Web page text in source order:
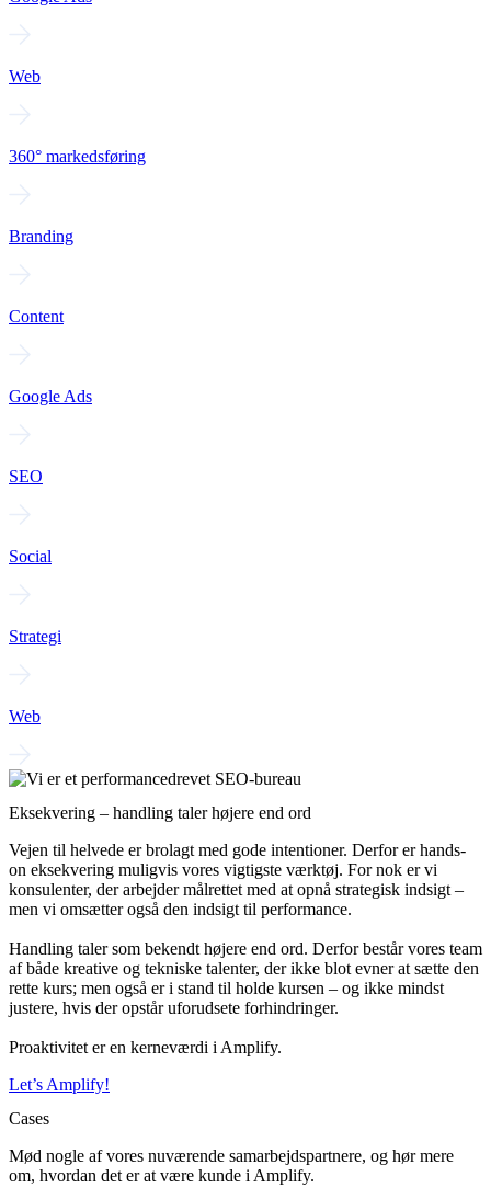
Web
360° markedsføring
Branding
Content
Google Ads
SEO
Social
Strategi
Web
Eksekvering – handling taler højere end ord
Vejen til helvede er brolagt med gode intentioner. Derfor er hands-
on eksekvering muligvis vores vigtigste værktøj. For nok er vi
konsulenter, der arbejder målrettet med at opnå strategisk indsigt –
men vi omsætter også den indsigt til performance.
Handling taler som bekendt højere end ord. Derfor består vores team
af både kreative og tekniske talenter, der ikke blot evner at sætte den
rette kurs; men også er i stand til holde kursen – og ikke mindst
justere, hvis der opstår uforudsete forhindringer.
Proaktivitet er en kerneværdi i Amplify.
Let’s Amplify!
Cases
Mød nogle af vores nuværende samarbejdspartnere, og hør mere
om, hvordan det er at være kunde i Amplify.